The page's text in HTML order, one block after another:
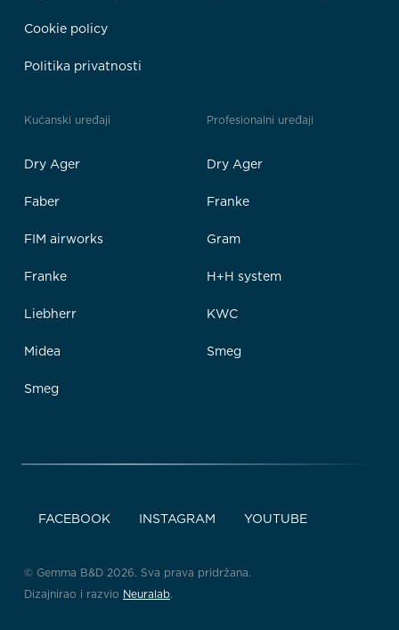
Cookie policy
Politika privatnosti
Kućanski uređaji
Dry Ager
Faber
FIM airworks
Franke
Liebherr
Midea
Smeg
Profesionalni uređaji
Dry Ager
Franke
Gram
H+H system
KWC
Smeg
FACEBOOK INSTAGRAM YOUTUBE
© Gemma B&D 2026. Sva prava pridržana.
Dizajnirao i razvio Neuralab.